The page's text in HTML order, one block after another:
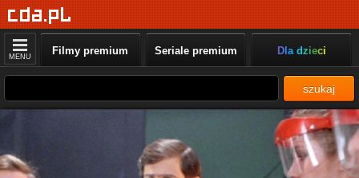
MENU Filmy premium Seriale premium Dla dzieci
szukaj